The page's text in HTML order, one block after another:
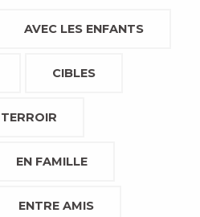
AVEC LES ENFANTS
CIBLES
EN FAMILLE
ENTRE AMIS